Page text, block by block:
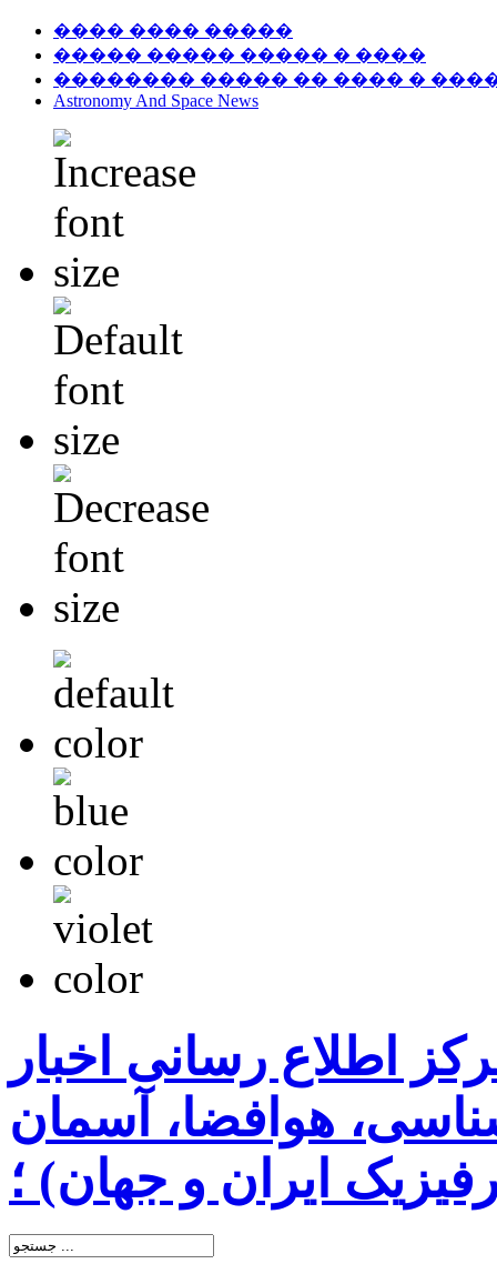
���� ���� �����
����� ����� ����� � ����
�������� ����� �� ���� �
Astronomy And Space News
اطلاع رسانی اخبار
هوافضا، آسمان
ایران و جهان) ؛